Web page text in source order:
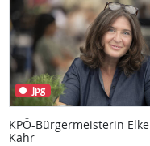
jpg
KPÖ-Bürgermeisterin Elke
Kahr